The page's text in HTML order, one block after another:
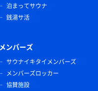
泊まってサウナ
銭湯サ活
メンバーズ
サウナイキタイメンバーズ
メンバーズロッカー
協賛施設